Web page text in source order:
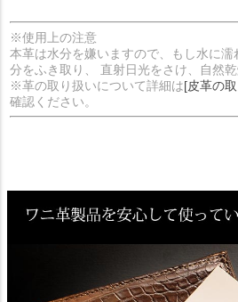
※使用上の注意
本革は水分を嫌いますので、もし水に
分をふき取り、 直射日光をさけ、自然乾
※革の取り扱いについて詳細は[皮革の
確認ください。